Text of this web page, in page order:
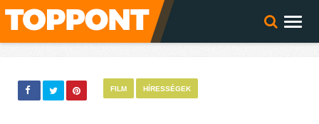
FILM HÍRESSÉGEK